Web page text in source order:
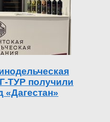
ТУР получили
«Дагестан»